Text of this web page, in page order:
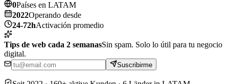
0Países en LATAM
2022Operando desde
24-72hActivación promedio
Tips de web cada 2 semanasSin spam. Solo lo útil para tu negocio
digital.
Suscribirme